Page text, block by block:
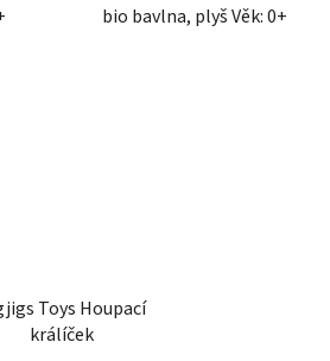
bio bavlna, plyš Věk: 0+
Toys Houpací
králíček